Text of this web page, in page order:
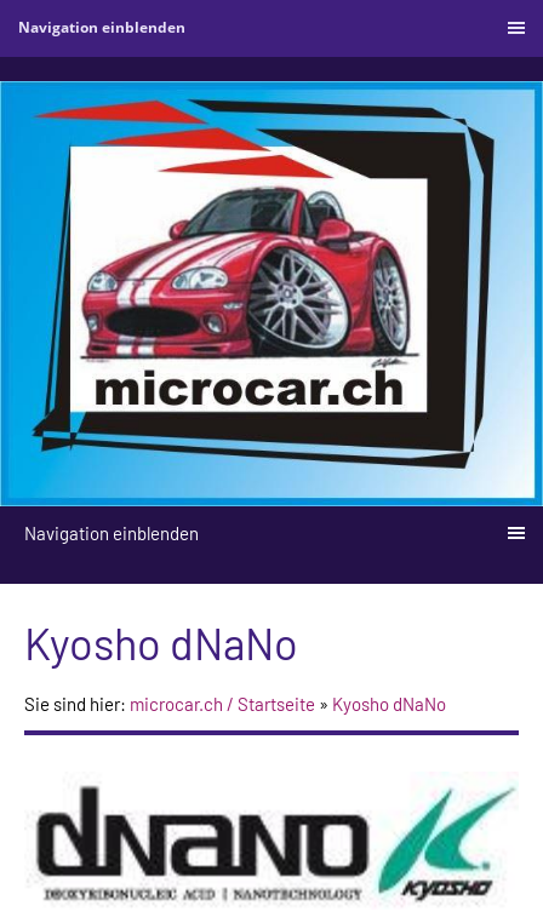
Navigation einblenden
Navigation einblenden
Kyosho dNaNo
Sie sind hier: microcar.ch / Startseite » Kyosho dNaNo